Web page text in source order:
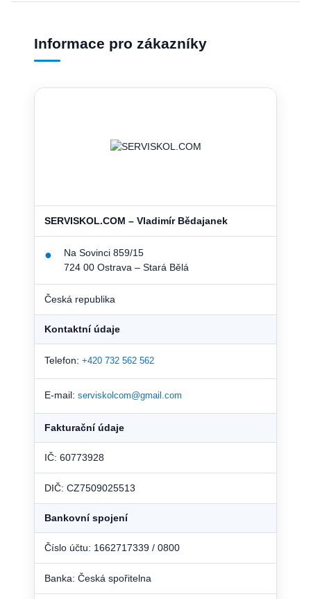
Informace pro zákazníky
SERVISKOL.COM – Vladimír Bědajanek
●
Na Sovinci 859/15
724 00 Ostrava – Stará Bělá
Česká republika
Kontaktní údaje
Telefon: +420 732 562 562
E-mail: serviskolcom@gmail.com
Fakturační údaje
IČ: 60773928
DIČ: CZ7509025513
Bankovní spojení
Číslo účtu: 1662717339 / 0800
Banka: Česká spořitelna